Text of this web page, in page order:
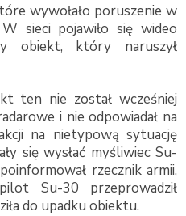
wywołało poruszenie w
sieci pojawiło się wideo
obiekt, który naruszył
ten nie został wcześniej
i nie odpowiadał na
na nietypową sytuację
się wysłać myśliwiec Su-
rzecznik armii,
Su-30 przeprowadził
do upadku obiektu.